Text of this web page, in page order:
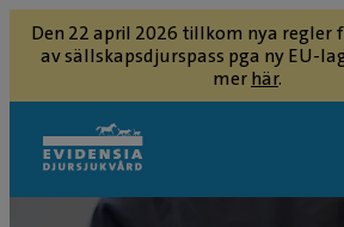
Den 22 april 2026 tillkom nya
av sällskapsdjurspass pga ny EU-
merhär.